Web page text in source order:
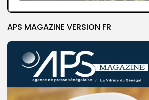
APS MAGAZINE VERSION FR